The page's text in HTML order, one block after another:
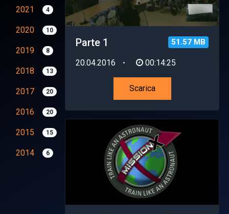
2021 4
2020 10
2019 8
2018 13
2017 20
2016 20
2015 15
2014 6
51.57 MB
Parte 1
20.04.2016 00:14:25
Scarica